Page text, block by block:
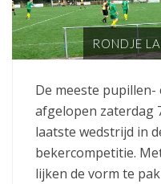
RONDJE
De meeste
afgelopen zaterdag
laatste wedstrijd in
bekercompetitie.
lijken de vorm te